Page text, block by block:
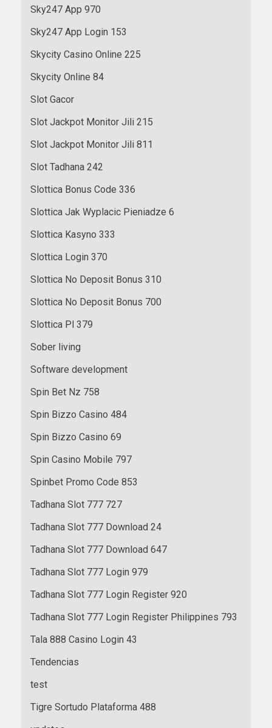
Sky247 App 970
Sky247 App Login 153
Skycity Casino Online 225
Skycity Online 84
Slot Gacor
Slot Jackpot Monitor Jili 215
Slot Jackpot Monitor Jili 811
Slot Tadhana 242
Slottica Bonus Code 336
Slottica Jak Wyplacic Pieniadze 6
Slottica Kasyno 333
Slottica Login 370
Slottica No Deposit Bonus 310
Slottica No Deposit Bonus 700
Slottica Pl 379
Sober living
Software development
Spin Bet Nz 758
Spin Bizzo Casino 484
Spin Bizzo Casino 69
Spin Casino Mobile 797
Spinbet Promo Code 853
Tadhana Slot 777 727
Tadhana Slot 777 Download 24
Tadhana Slot 777 Download 647
Tadhana Slot 777 Login 979
Tadhana Slot 777 Login Register 920
Tadhana Slot 777 Login Register Philippines 793
Tala 888 Casino Login 43
Tendencias
test
Tigre Sortudo Plataforma 488